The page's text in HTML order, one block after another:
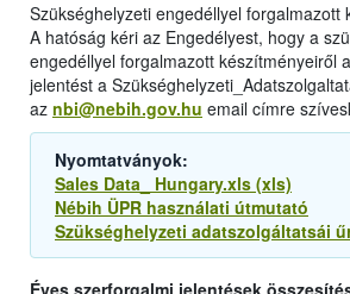
Szükséghelyzeti engedéllyel forgalmazott
A hatóság kéri az Engedélyest, hogy a
engedéllyel forgalmazott készítményeiről
jelentést a
az nbi@nebih.gov.hu email címre
Nyomtatványok:
Sales Data_ Hungary.xls (xls)
Nébih ÜPR használati útmutató
Szükséghelyzeti adatszolgáltatsái